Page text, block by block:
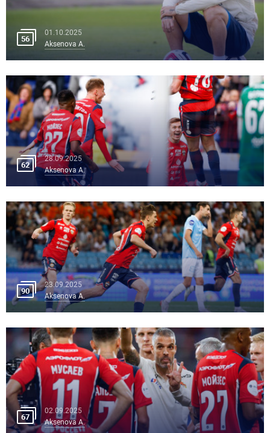
56
01.10.2025
Aksenova A.
62
28.09.2025
Aksenova A.
90
23.09.2025
Aksenova A.
67
02.09.2025
Aksenova A.